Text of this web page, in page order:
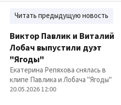
Читать предыдущую новость
Виктор Павлик и Виталий
Лобач выпустили дуэт
"Ягоды"
Екатерина Репяхова снялась в
клипе Павлика и Лобача "Ягоды"
20.05.2026 12:00